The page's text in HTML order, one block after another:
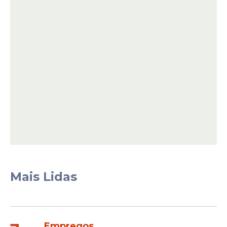
feriado de São João. Na época, o governo
informou que a medida beneficiou mais de
bilhão na economia do Estado.
Mais Lidas